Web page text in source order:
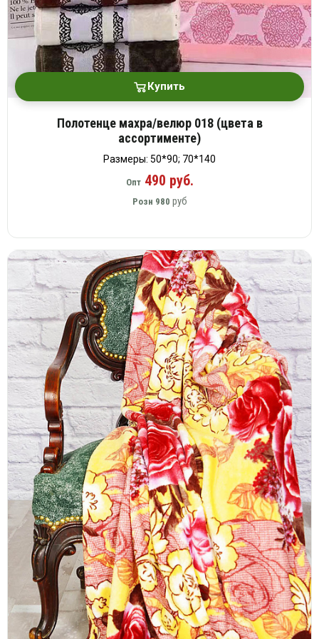
Купить
Полотенце махра/велюр 018 (цвета в
ассортименте)
Размеры: 50*90; 70*140
Опт490 руб.
Розн 980 руб